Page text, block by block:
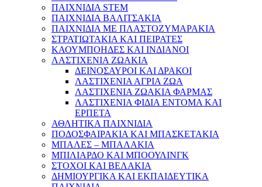
ΠΑΙΧΝΙΔΙΑ STEM
ΠΑΙΧΝΙΔΙΑ ΒΑΛΙΤΣΑΚΙΑ
ΠΑΙΧΝΙΔΙΑ ΜΕ ΠΛΑΣΤΟΖΥΜΑΡΑΚΙΑ
ΣΤΡΑΤΙΩΤΑΚΙΑ ΚΑΙ ΠΕΙΡΑΤΕΣ
ΚΑΟΥΜΠΟΗΔΕΣ ΚΑΙ ΙΝΔΙΑΝΟΙ
ΛΑΣΤΙΧΕΝΙΑ ΖΩΑΚΙΑ
ΔΕΙΝΟΣΑΥΡΟΙ ΚΑΙ ΔΡΑΚΟΙ
ΛΑΣΤΙΧΕΝΙΑ ΑΓΡΙΑ ΖΩΑ
ΛΑΣΤΙΧΕΝΙΑ ΖΩΑΚΙΑ ΦΑΡΜΑΣ
ΛΑΣΤΙΧΕΝΙΑ ΦΙΔΙΑ ΕΝΤΟΜΑ ΚΑΙ
ΕΡΠΕΤΑ
ΑΘΛΗΤΙΚΑ ΠΑΙΧΝΙΔΙΑ
ΠΟΔΟΣΦΑΙΡΑΚΙΑ ΚΑΙ ΜΠΑΣΚΕΤΑΚΙΑ
ΜΠΑΛΕΣ – ΜΠΑΛΑΚΙΑ
ΜΠΙΛΙΑΡΔΟ ΚΑΙ ΜΠΟΟΥΛΙΝΓΚ
ΣΤΟΧΟΙ ΚΑΙ ΒΕΛΑΚΙΑ
ΔΗΜΙΟΥΡΓΙΚΑ ΚΑΙ ΕΚΠΑΙΔΕΥΤΙΚΑ